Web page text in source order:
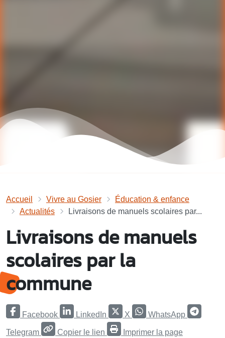
Accueil Vivre au Gosier
Éducation & enfance
Actualités
Livraisons de manuels scolaires par...
Livraisons de manuels
scolaires par la
commune
Facebook LinkedIn X WhatsApp
Telegram Copier le lien Imprimer la page